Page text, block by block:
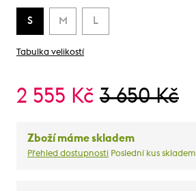
S M L
Tabulka velikostí
2 555 Kč 3 650 Kč
Zboží máme skladem
Přehled dostupnosti Poslední kus skladem